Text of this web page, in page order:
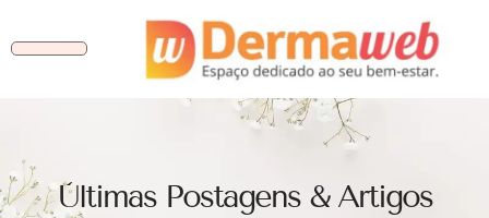
Ùltimas Postagens & Artigos